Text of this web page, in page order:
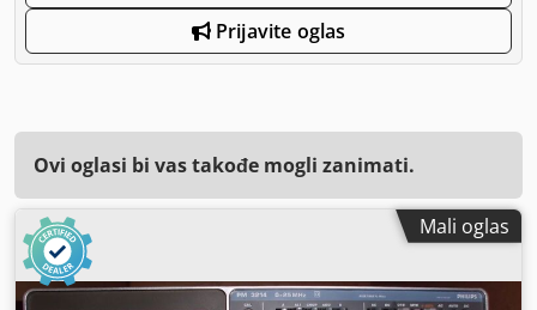
Prijavite oglas
Ovi oglasi bi vas takođe mogli zanimati.
Mali oglas